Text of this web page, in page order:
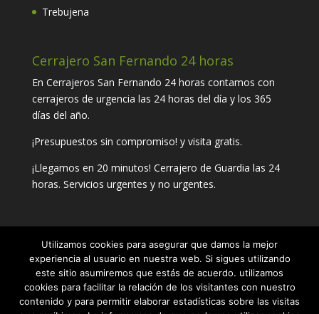
Trebujena
Cerrajero San Fernando 24 horas
En Cerrajeros San Fernando 24 horas contamos con
cerrajeros de urgencia las 24 horas del día y los 365
días del año.
¡Presupuestos sin compromiso! y visita gratis.
¡Llegamos en 20 minutos! Cerrajero de Guardia las 24
horas. Servicios urgentes y no urgentes.
Contacta con tu cerrajero de confianza
Teléfono:654 22 57 54
Utilizamos cookies para asegurar que damos la mejor
experiencia al usuario en nuestra web. Si sigues utilizando
este sitio asumiremos que estás de acuerdo. utilizamos
cookies para facilitar la relación de los visitantes con nuestro
contenido y para permitir elaborar estadísticas sobre las visitas